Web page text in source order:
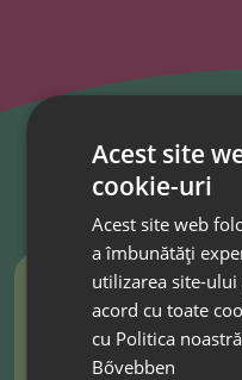
Acest site
cookie-uri
Acest site web
a îmbunătăți
utilizarea site-
acord cu toate
cu Politica
Bővebben